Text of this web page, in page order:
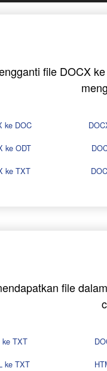
file DOCX
ke DOC
ke ODT
ke TXT
file
ke TXT
ke TXT